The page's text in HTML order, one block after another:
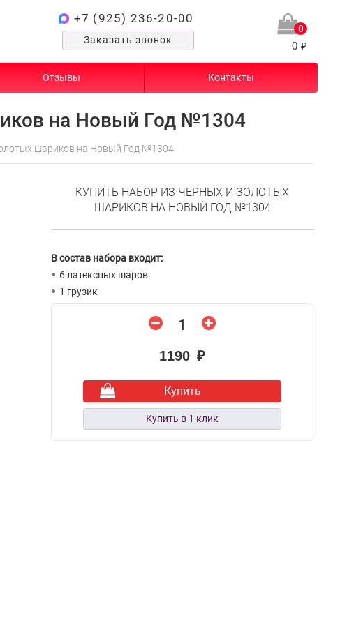
+7 (925) 236-20-00
Заказать звонок
0
0 ₽
Отзывы Контакты
на Новый Год №1304
шариков на Новый Год №1304
КУПИТЬ НАБОР ИЗ ЧЕРНЫХ И ЗОЛОТЫХ
ШАРИКОВ НА НОВЫЙ ГОД №1304
В состав набора входит:
6 латексных шаров
1 грузик
1190 ₽
Купить